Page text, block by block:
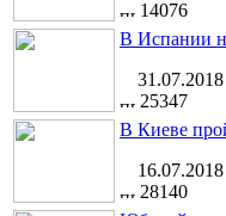
14076
В Испании
31.07.2018
25347
В Киеве
16.07.2018
28140